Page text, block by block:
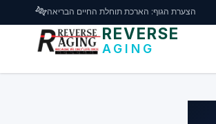
דלג לתוכן הראשי
🧬הצערת הגוף: הארכת תוחלת החיים הבריאה
REVERSE
AGING